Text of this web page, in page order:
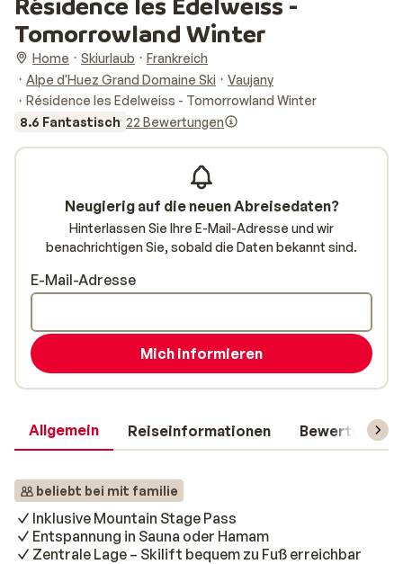
Tomorrowland Winter
Home Skiurlaub
Frankreich
Alpe d'Huez Grand Domaine Ski
Vaujany
Résidence les Edelweiss - Tomorrowland Winter
8.6 Fantastisch 22 Bewertungen
Allgemein Reiseinformationen Bewertungen
beliebt bei mit familie
Inklusive Mountain Stage Pass
Entspannung in Sauna oder Hamam
Zentrale Lage – Skilift bequem zu Fuß erreichbar
Neugierig auf die neuen Abreisedaten?
Hinterlassen Sie Ihre E-Mail-Adresse und wir
benachrichtigen Sie, sobald die Daten bekannt sind.
E-Mail-Adresse
Mich informieren